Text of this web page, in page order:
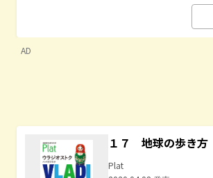
AD
１７ 地球の歩き
Plat